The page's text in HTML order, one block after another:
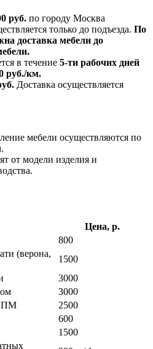
руб. по городу Москва
только до подъезда. По
доставка мебели до
в течение 5-ти рабочих дней
руб./км.
Доставка осуществляется
мебели осуществляются по
от модели изделия и
Цена, р.
800
(верона,
1500
3000
3000
ПМ
2500
600
1500